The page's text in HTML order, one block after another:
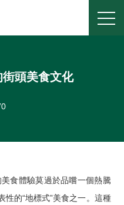
頭美食文化
食體驗莫過於品嚐一個熱騰
性的“地標式”美食之一。這種